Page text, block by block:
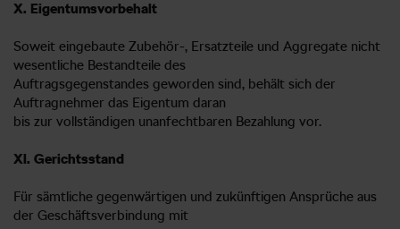
X. Eigentumsvorbehalt
Soweit eingebaute Zubehör-, Ersatzteile und Aggregate nicht
wesentliche Bestandteile des
Auftragsgegenstandes geworden sind, behält sich der
Auftragnehmer das Eigentum daran
bis zur vollständigen unanfechtbaren Bezahlung vor.
Xl. Gerichtsstand
Für sämtliche gegenwärtigen und zukünftigen Ansprüche aus
der Geschäftsverbindung mit